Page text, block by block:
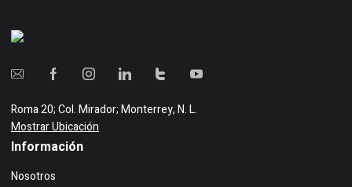
Roma 20; Col. Mirador; Monterrey, N. L.
Mostrar Ubicación
Información
Nosotros